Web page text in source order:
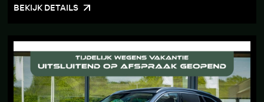
BEKIJK DETAILS